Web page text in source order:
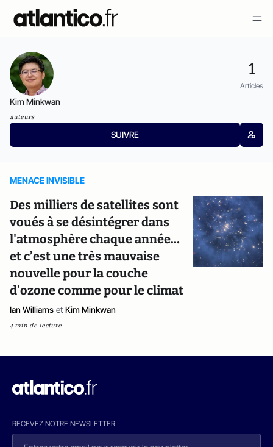
1
Articles
Kim Minkwan
auteurs
SUIVRE
MENACE INVISIBLE
Des milliers de satellites sont
voués à se désintégrer dans
l'atmosphère chaque année…
et c’est une très mauvaise
nouvelle pour la couche
d’ozone comme pour le climat
Ian Williams et Kim Minkwan
4 min de lecture
RECEVEZ NOTRE NEWSLETTER